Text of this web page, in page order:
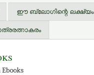
ഈ ബ്ലോഗിന്റെ ലക്ഷ്യം